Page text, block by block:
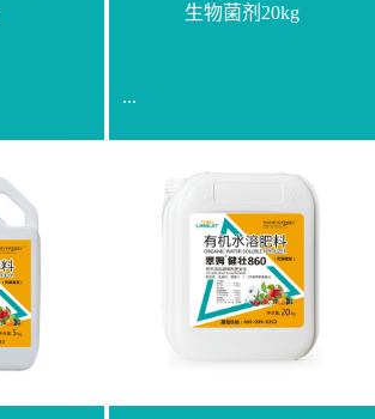
醛缓释
水剂
【技术
企业标
【使
每亩
生物菌剂20kg
...
【通用名称】微生物菌剂
【产品剂型】颗粒【产品
规格】20kg【技术指标】
有效活菌数≥10.0亿/克【增
效物质】有机质≥40%;小分
子有机碳≥23%;壳寡糖